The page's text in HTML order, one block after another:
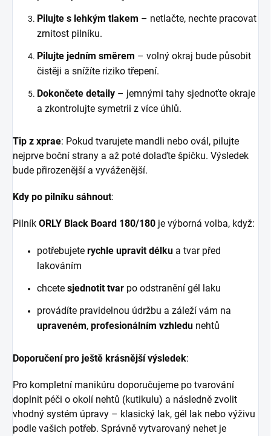
Pilujte s lehkým tlakem – netlačte, nechte pracovat
zrnitost pilníku.
Pilujte jedním směrem – volný okraj bude působit
čistěji a snížíte riziko třepení.
Dokončete detaily – jemnými tahy sjednoťte okraje
a zkontrolujte symetrii z více úhlů.
Tip z xprae: Pokud tvarujete mandli nebo ovál, pilujte
nejprve boční strany a až poté dolaďte špičku. Výsledek
bude přirozenější a vyváženější.
Kdy po pilníku sáhnout:
Pilník ORLY Black Board 180/180 je výborná volba, když:
potřebujete rychle upravit délku a tvar před
lakováním
chcete sjednotit tvar po odstranění gél laku
provádíte pravidelnou údržbu a záleží vám na
upraveném, profesionálním vzhledu nehtů
Doporučení pro ještě krásnější výsledek:
Pro kompletní manikúru doporučujeme po tvarování
doplnit péči o okolí nehtů (kutikulu) a následně zvolit
vhodný systém úpravy – klasický lak, gél lak nebo výživu
podle vašich potřeb. Správně vytvarovaný nehet je